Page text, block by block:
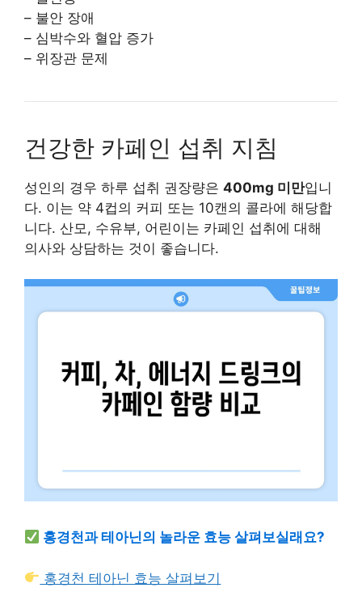
– 불안 장애
– 심박수와 혈압 증가
– 위장관 문제
건강한 카페인 섭취 지침
성인의 경우 하루 섭취 권장량은 400mg 미만입니
다. 이는 약 4컵의 커피 또는 10캔의 콜라에 해당합
니다. 산모, 수유부, 어린이는 카페인 섭취에 대해
의사와 상담하는 것이 좋습니다.
홍경천과 테아닌의 놀라운 효능 살펴보실래요?
홍경천 테아닌 효능 살펴보기